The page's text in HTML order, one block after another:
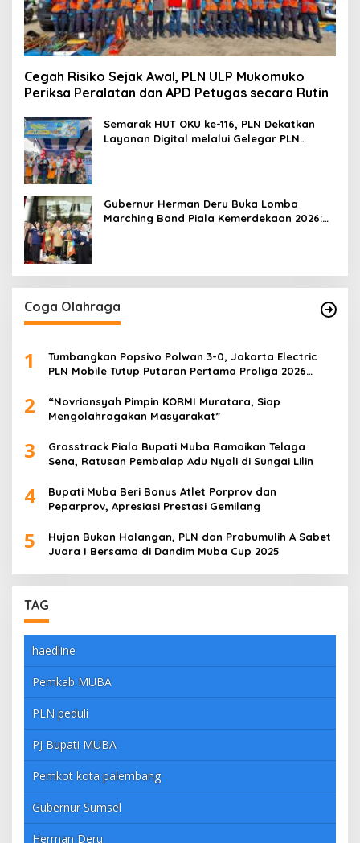
Cegah Risiko Sejak Awal, PLN ULP Mukomuko
Periksa Peralatan dan APD Petugas secara Rutin
Semarak HUT OKU ke-116, PLN Dekatkan
Layanan Digital melalui Gelegar PLN
Gubernur Herman Deru Buka Lomba
Marching Band Piala Kemerdekaan 2026:
Coga Olahraga
1
Tumbangkan Popsivo Polwan 3-0, Jakarta Electric
PLN Mobile Tutup Putaran Pertama Proliga 2026
2
“Novriansyah Pimpin KORMI Muratara, Siap
Mengolahragakan Masyarakat”
3
Grasstrack Piala Bupati Muba Ramaikan Telaga
Sena, Ratusan Pembalap Adu Nyali di Sungai Lilin
4
Bupati Muba Beri Bonus Atlet Porprov dan
Peparprov, Apresiasi Prestasi Gemilang
5
Hujan Bukan Halangan, PLN dan Prabumulih A Sabet
Juara I Bersama di Dandim Muba Cup 2025
TAG
haedline
Pemkab MUBA
PLN peduli
PJ Bupati MUBA
Pemkot kota palembang
Gubernur Sumsel
Herman Deru